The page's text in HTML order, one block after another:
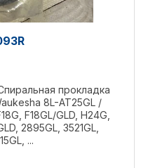
прокладка
8L-AT25GL /
F18GL/GLD, H24G,
2895GL, 3521GL,
...